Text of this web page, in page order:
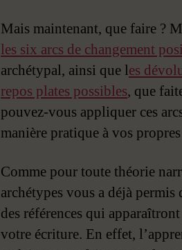
Mais maintenant, que faire ?
les six arcs de changement
archétypal, ainsi que les
repos plates possibles, que
pouvez-vous appliquer ces
manière pratique à vos
Comme pour toute théorie
archétypes vous a déjà
des références qui
votre écriture. En effet,